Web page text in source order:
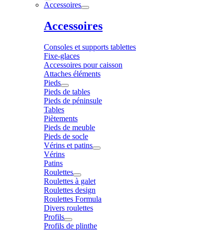
Accessoires
Accessoires
Consoles et supports tablettes
Fixe-glaces
Accessoires pour caisson
Attaches éléments
Pieds
Pieds de tables
Pieds de péninsule
Tables
Piètements
Pieds de meuble
Pieds de socle
Vérins et patins
Vérins
Patins
Roulettes
Roulettes à galet
Roulettes design
Roulettes Formula
Divers roulettes
Profils
Profils de plinthe